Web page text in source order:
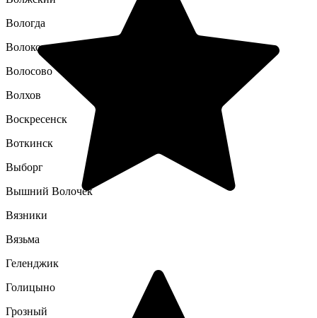
Вологда
Волоколамск
Волосово
Волхов
Воскресенск
Воткинск
Выборг
Вышний Волочек
Вязники
Вязьма
Геленджик
Голицыно
Грозный